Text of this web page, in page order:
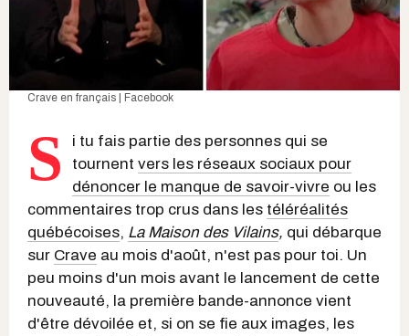
Crave en français | Facebook
S
i tu fais partie des personnes qui se
tournent vers les réseaux sociaux pour
dénoncer le manque de savoir-vivre ou les
commentaires trop crus dans les téléréalités
québécoises, La Maison des Vilains, qui débarque
sur Crave au mois d'août, n'est pas pour toi. Un
peu moins d'un mois avant le lancement de cette
nouveauté, la première bande-annonce vient
d'être dévoilée et, si on se fie aux images, les